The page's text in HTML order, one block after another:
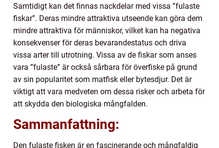
Samtidigt kan det finnas nackdelar med vissa ”fulaste
fiskar”. Deras mindre attraktiva utseende kan göra dem
mindre attraktiva för människor, vilket kan ha negativa
konsekvenser för deras bevarandestatus och driva
vissa arter till utrotning. Vissa av de fiskar som anses
vara ”fulaste” är också sårbara för överfiske på grund
av sin popularitet som matfisk eller bytesdjur. Det är
viktigt att vara medveten om dessa risker och arbeta för
att skydda den biologiska mångfalden.
Sammanfattning:
Den fulaste fisken är en fascinerande och mångfaldig